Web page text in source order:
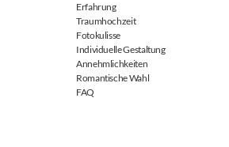
Erfahrung
Traumhochzeit
Fotokulisse
Individuelle Gestaltung
Annehmlichkeiten
Romantische Wahl
FAQ